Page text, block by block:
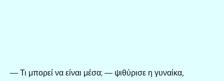
— Τι μπορεί να είναι μέσα; — ψιθύρισε η γυναίκα,